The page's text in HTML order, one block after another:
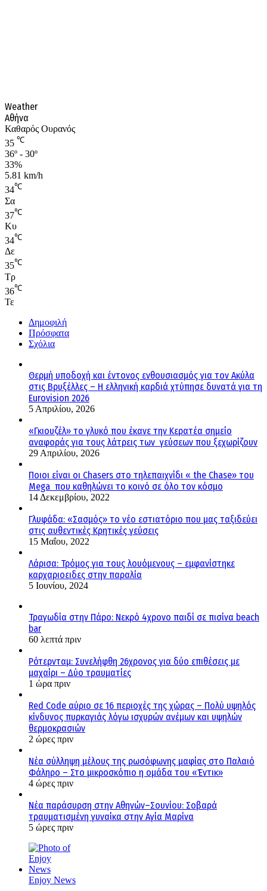
Weather
Αθήνα
Καθαρός Ουρανός
35 ℃
36º - 30º
33%
5.81 km/h
34℃
Σα
37℃
Κυ
34℃
Δε
35℃
Τρ
36℃
Τε
Δημοφιλή
Πρόσφατα
Σχόλια
Θερμή υποδοχή και έντονος ενθουσιασμός για τον Ακύλα
στις Βρυξέλλες – Η ελληνική καρδιά χτύπησε δυνατά για τη
Eurovision 2026
5 Απριλίου, 2026
«Γκιουζέλ» το γλυκό που έκανε την Κερατέα σημείο
αναφοράς για τους λάτρεις των γεύσεων που ξεχωρίζουν
29 Απριλίου, 2026
Ποιοι είναι οι Chasers στο τηλεπαιχνίδι « the Chase» του
Mega που καθηλώνει το κοινό σε όλο τον κόσμο
14 Δεκεμβρίου, 2022
Γλυφάδα: «Σασμός» το νέο εστιατόριο που μας ταξιδεύει
στις αυθεντικές Κρητικές γεύσεις
15 Μαΐου, 2022
Λάρισα: Τρόμος για τους λουόμενους – εμφανίστηκε
καρχαριοειδες στην παραλία
5 Ιουνίου, 2024
Τραγωδία στην Πάρο: Νεκρό 4χρονο παιδί σε πισίνα beach
bar
60 λεπτά πριν
Ρότερνταμ: Συνελήφθη 26χρονος για δύο επιθέσεις με
μαχαίρι – Δύο τραυματίες
1 ώρα πριν
Red Code αύριο σε 16 περιοχές της χώρας – Πολύ υψηλός
κίνδυνος πυρκαγιάς λόγω ισχυρών ανέμων και υψηλών
θερμοκρασιών
2 ώρες πριν
Νέα σύλληψη μέλους της ρωσόφωνης μαφίας στο Παλαιό
Φάληρο – Στο μικροσκόπιο η ομάδα του «Έντικ»
4 ώρες πριν
Νέα παράσυρση στην Αθηνών–Σουνίου: Σοβαρά
τραυματισμένη γυναίκα στην Αγία Μαρίνα
5 ώρες πριν
Enjoy News